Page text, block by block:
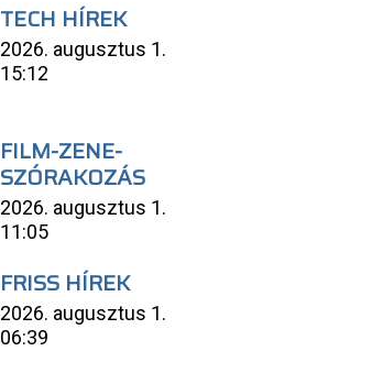
TECH HÍREK
2026. augusztus 1.
15:12
FILM-ZENE-
SZÓRAKOZÁS
2026. augusztus 1.
11:05
FRISS HÍREK
2026. augusztus 1.
06:39